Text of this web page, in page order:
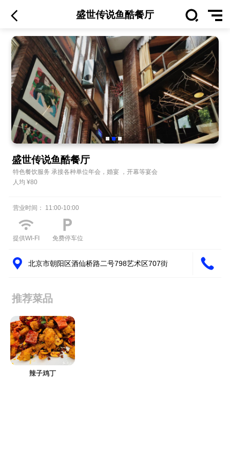
盛世传说鱼酷餐厅
盛世传说鱼酷餐厅
特色餐饮服务 承接各种单位年会，婚宴 ，开幕等宴会
人均 ¥80
营业时间： 11:00-10:00
提供WI-FI 免费停车位
北京市朝阳区酒仙桥路二号798艺术区707街
推荐菜品
辣子鸡丁